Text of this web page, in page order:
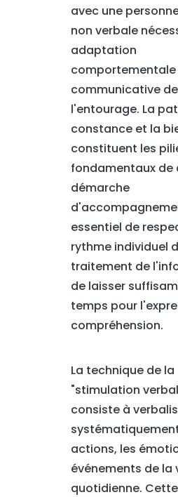
avec une
non verbale
adaptation
comportementale
communicative
l'entourage. La
constance et la
constituent les
fondamentaux de
démarche
essentiel de
rythme individuel
traitement de
de laisser
temps pour
compréhension.
La technique de la
"stimulation
consiste à
actions, les
événements de la
quotidienne.